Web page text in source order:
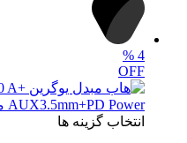
4
%
OFF
انتخاب گزینه ها